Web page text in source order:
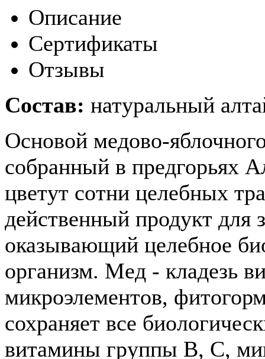
Описание
Сертификаты
Отзывы
Состав: натуральный
Основой медово-
собранный в предгорьях
цветут сотни целебных
действенный продукт для
оказывающий целебное
организм. Мед - кладезь
микроэлементов,
сохраняет все
витамины группы В, С,